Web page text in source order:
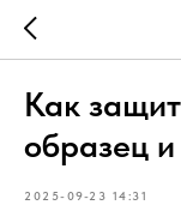
Как
образец
2025-09-23 14:31